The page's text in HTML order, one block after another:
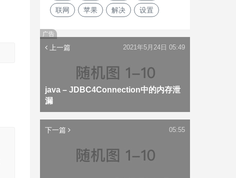
联网 苹果 解决 设置
广告
上一篇
java – JDBC4Connection中的内存泄
漏
2021年5月24日 05:49
下一篇 05:55